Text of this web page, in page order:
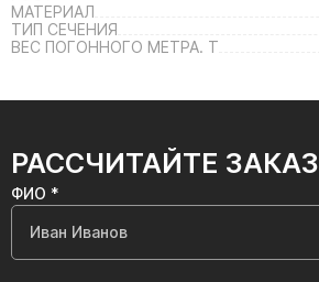
МАТЕРИАЛ
ТИП СЕЧЕНИЯ
ВЕС ПОГОННОГО МЕТРА. Т
РАССЧИТАЙТЕ ЗАКАЗ
ФИО *